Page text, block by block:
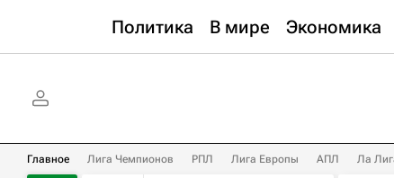
Политика В мире Экономика
Главное Лига Чемпионов РПЛ Лига Европы АПЛ Ла